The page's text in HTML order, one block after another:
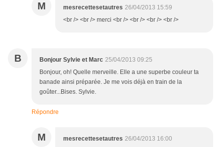
M mesrecettesetautres 26/04/2013 15:59
<br /> <br /> merci <br /> <br /> <br /> <br />
B Bonjour Sylvie et Marc 25/04/2013 09:25
Bonjour, oh! Quelle merveille. Elle a une superbe couleur ta
banade ainsi préparée. Je me vois déjà en train de la
goûter...Bises. Sylvie.
Répondre
M mesrecettesetautres 26/04/2013 16:00